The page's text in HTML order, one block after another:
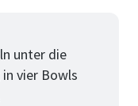
unter die
vier Bowls